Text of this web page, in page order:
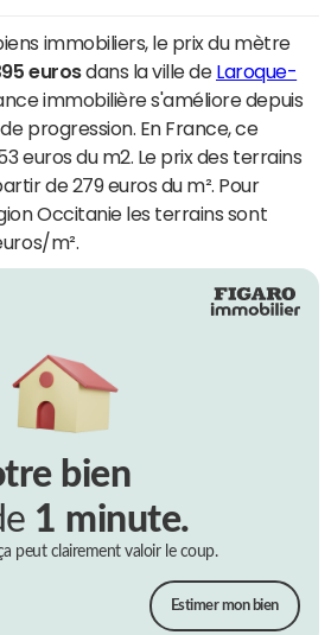
immobiliers, le prix du mètre
eurosdans la ville de Laroque-
immobilière s'améliore depuis
de progression. En France, ce
euros du m2. Le prix des terrains
de 279 euros du m². Pour
Occitanie les terrains sont
m².
bien
1 minute.
peut clairement valoir le coup.
Estimer mon bien